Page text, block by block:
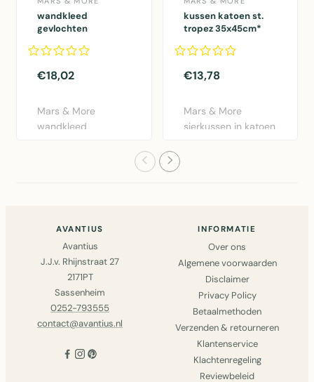
wandkleed
gevlochten
75cm aan stok*
€18,02
Mars & More
wandkleed
kussen katoen st.
tropez 35x45cm*
€13,78
Mars & More
sierkussen in katoen
AVANTIUS
Avantius
J.J.v. Rhijnstraat 27
2171PT
Sassenheim
0252-793555
contact@avantius.nl
INFORMATIE
Over ons
Algemene voorwaarden
Disclaimer
Privacy Policy
Betaalmethoden
Verzenden & retourneren
Klantenservice
Klachtenregeling
Reviewbeleid